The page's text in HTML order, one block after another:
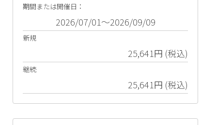
期間または開催日：
2026/07/01～2026/09/09
新規
25,641円 (税込)
継続
25,641円 (税込)